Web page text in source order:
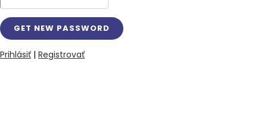
Prihlásiť | Registrovať